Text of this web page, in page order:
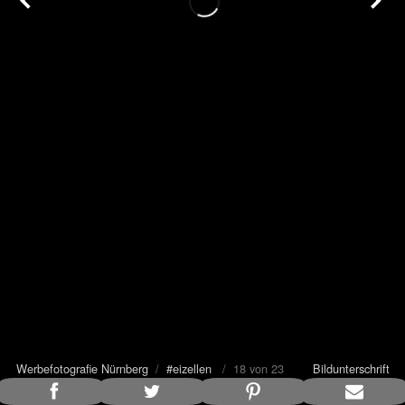
Werbefotografie Nürnberg/ #eizellen/ 18 von 23 Bildunterschrift
anzeigen